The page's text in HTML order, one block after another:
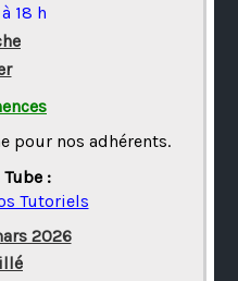
18 h
pour nos adhérents.
:
Tutoriels
2026